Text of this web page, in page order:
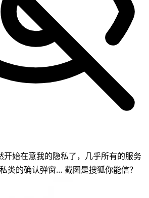
开始在意我的隐私了，几乎所有的服务
类的确认弹窗… 截图是搜狐你能信？